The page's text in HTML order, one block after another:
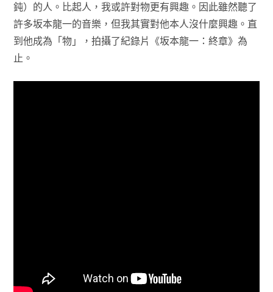
鈍）的人。比起人，我或許對物更有興趣。因此雖然聽了
許多坂本龍一的音樂，但我其實對他本人沒什麼興趣。直
到他成為「物」，拍攝了紀錄片《坂本龍一：終章》為
止。